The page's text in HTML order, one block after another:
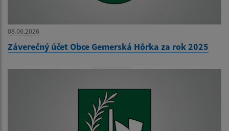
08.06.2026
Záverečný účet Obce Gemerská Hôrka za rok 2025